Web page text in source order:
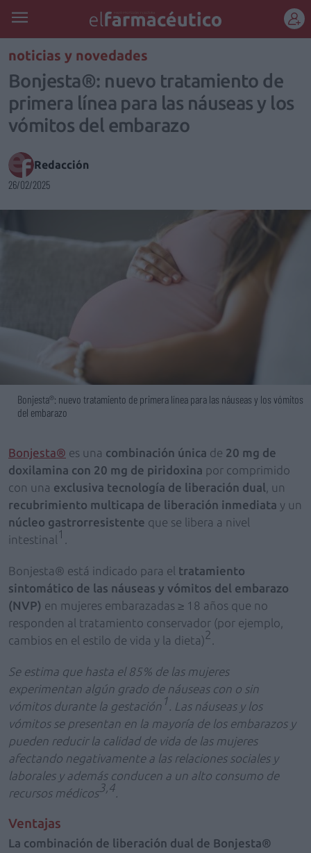
REGÍSTRATE
noticias y novedades
Bonjesta®: nuevo tratamiento de
primera línea para las náuseas y los
vómitos del embarazo
Redacción
26/02/2025
Bonjesta®: nuevo tratamiento de primera línea para las náuseas y los vómitos
del embarazo
Bonjesta® es una combinación única de 20 mg de
doxilamina con 20 mg de piridoxina por comprimido
con una exclusiva tecnología de liberación dual , un
recubrimiento multicapa de liberación inmediata y un
núcleo gastrorresistente que se libera a nivel
intestinal1
Bonjesta® está indicado para el tratamiento
sintomático de las náuseas y vómitos del embarazo
(NVP) en mujeres embarazadas ≥ 18 años que no
responden al tratamiento conservador (por ejemplo,
cambios en el estilo de vida y la dieta)2
Se estima que hasta el 85% de las mujeres
experimentan algún grado de náuseas con o sin
vómitos durante la gestación 1. Las náuseas y los
vómitos se presentan en la mayoría de los embarazos y
pueden reducir la calidad de vida de las mujeres
afectando negativamente a las relaciones sociales y
laborales y además conducen a un alto consumo de
recursos médicos 3,4.
Ventajas
La combinación de liberación dual de Bonjesta®